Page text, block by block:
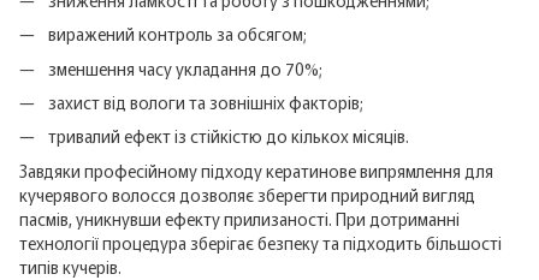
виражений контроль за обсягом;
зменшення часу укладання до 70%;
захист від вологи та зовнішніх факторів;
тривалий ефект із стійкістю до кількох місяців.
Завдяки професійному підходу кератинове випрямлення для
кучерявого волосся дозволяє зберегти природний вигляд
пасмів, уникнувши ефекту прилизаності. При дотриманні
технології процедура зберігає безпеку та підходить більшості
типів кучерів.